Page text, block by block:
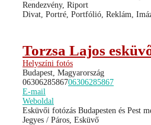
Rendezvény, Riport
Divat, Portré, Portfólió, Reklám,
Torzsa Lajos
Helyszíni fotós
Budapest, Magyarország
0630628586706306285867
E-mail
Weboldal
Esküvői fotózás Budapesten és Pest
Jegyes / Páros, Esküvő